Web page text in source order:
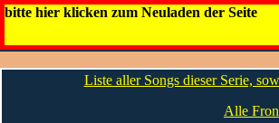
bitte hier klicken zum Neuladen der Seite
Rock Christmas
Liste aller Songs dieser Serie,
Alle